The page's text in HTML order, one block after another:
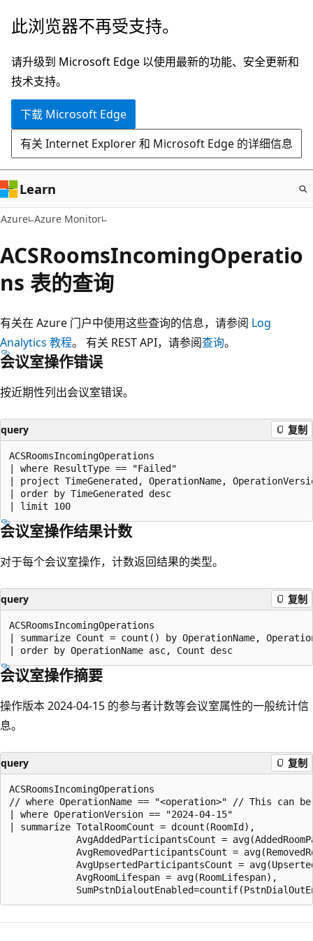
跳
主
要
内
此浏览器不再受支持。
请升级到 Microsoft Edge 以使用最新的功能、安全更新和
技术支持。
下载 Microsoft Edge
有关 Internet Explorer 和 Microsoft Edge 的详细信息
Learn
Azure Azure Monitor
ACSRoomsIncomingOperatio
ns 表的查询
有关在 Azure 门户中使用这些查询的信息，请参阅 Log
Analytics 教程。 有关 REST API，请参阅查询。
会议室操作错误
按近期性列出会议室错误。
query 复制
ACSRoomsIncomingOperations
| where ResultType == "Failed"
| project TimeGenerated, OperationName,
| order by TimeGenerated desc
会议室操作结果计数
对于每个会议室操作，计数返回结果的类型。
query 复制
ACSRoomsIncomingOperations
| summarize Count = count() by OperationName,
会议室操作摘要
操作版本 2024-04-15 的参与者计数等会议室属性的一般统计信
息。
query 复制
ACSRoomsIncomingOperations
// where OperationName == "<operation>" // This can
| where OperationVersion == "2024-04-15"
| summarize TotalRoomCount = dcount(RoomId),
AvgAddedParticipantsCount =
AvgRemovedParticipantsCount =
AvgUpsertedParticipantsCount =
            AvgRoomLifespan = avg(RoomLifespan),